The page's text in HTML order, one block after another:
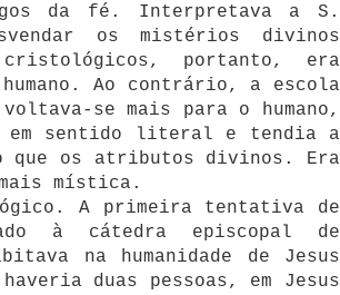
da fé. Interpretava a S.
os mistérios divinos
cristológicos, portanto, era
Ao contrário, a escola
se mais para o humano,
em sentido literal e tendia a
que os atributos divinos. Era
mística.
A primeira tentativa de
à cátedra episcopal de
na humanidade de Jesus
haveria duas pessoas, em Jesus